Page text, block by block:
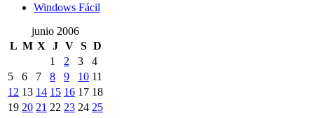
Windows Fácil
junio 2006
L M X J V S D
1
2 3
4
5
6 7 8 9 10 11
12 13 14 15 16 17 18
19 20 21 22 23 24 25